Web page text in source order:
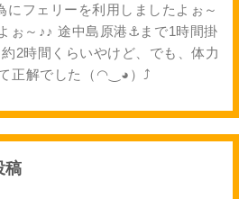
フェリーを利用しましたよぉ～
ぉ～♪♪ 途中島原港⚓️まで1時間掛
2時間くらいやけど、でも、体力
正解でした（⁠◠⁠‿⁠◕⁠）⤴️
稿